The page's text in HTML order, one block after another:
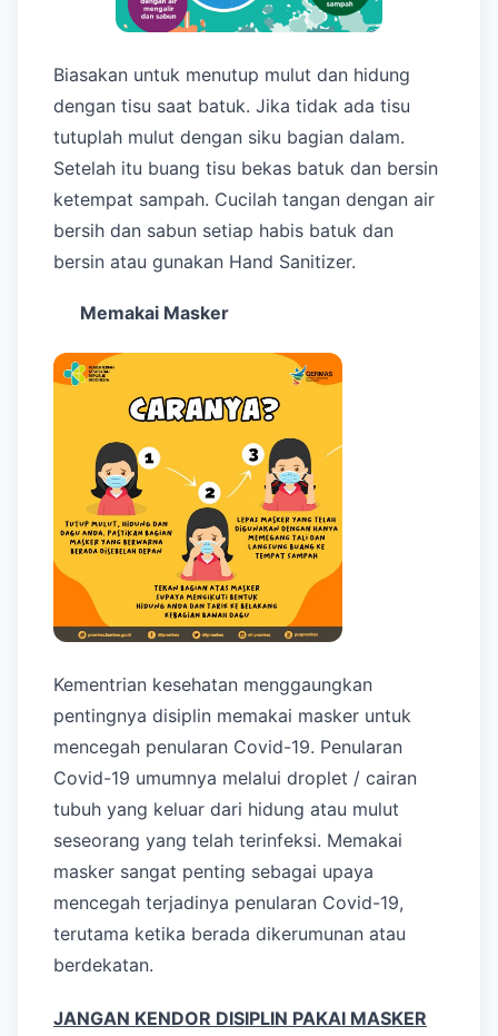
Biasakan untuk menutup mulut dan hidung
dengan tisu saat batuk. Jika tidak ada tisu
tutuplah mulut dengan siku bagian dalam.
Setelah itu buang tisu bekas batuk dan bersin
ketempat sampah. Cucilah tangan dengan air
bersih dan sabun setiap habis batuk dan
bersin atau gunakan Hand Sanitizer.
Memakai Masker
Kementrian kesehatan menggaungkan
pentingnya disiplin memakai masker untuk
mencegah penularan Covid-19. Penularan
Covid-19 umumnya melalui droplet / cairan
tubuh yang keluar dari hidung atau mulut
seseorang yang telah terinfeksi. Memakai
masker sangat penting sebagai upaya
mencegah terjadinya penularan Covid-19,
terutama ketika berada dikerumunan atau
berdekatan.
JANGAN KENDOR DISIPLIN PAKAI MASKER